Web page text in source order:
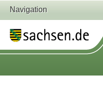
Navigation